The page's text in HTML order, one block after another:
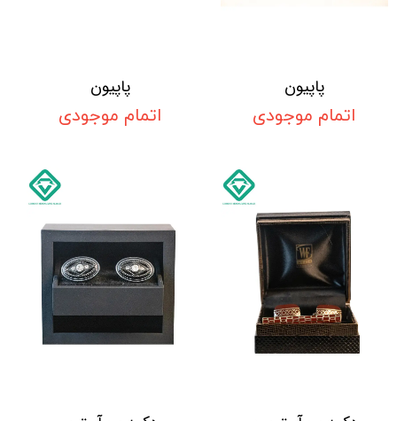
پاپیون
اتمام موجودی
پاپیون
اتمام موجودی